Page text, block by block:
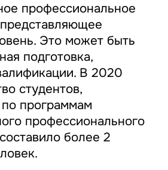
профессиональное
Это может быть
подготовка,
В 2020
студентов,
программам
профессионального
более 2